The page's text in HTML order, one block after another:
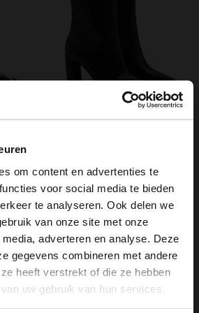
om content en advertenties te
voor social media te bieden
te analyseren. Ook delen we
van onze site met onze
adverteren en analyse. Deze
gegevens combineren met andere
heeft verstrekt of die ze hebben
uw gebruik van hun services.
99.98
50.00
×
in English?
language isn't Dutch. Would
to English?